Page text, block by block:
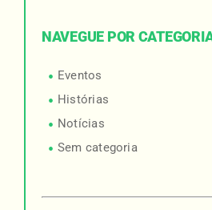
NAVEGUE POR
Eventos
Histórias
Notícias
Sem categoria